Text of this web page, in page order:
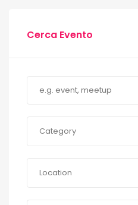
Cerca Evento
Category
Location